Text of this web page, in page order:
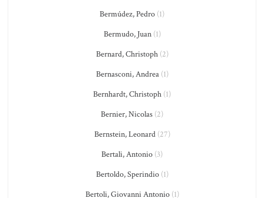
Bermúdez, Pedro (1)
Bermudo, Juan(1)
Bernard, Christoph(2)
Bernasconi, Andrea(1)
Bernhardt, Christoph (1)
Bernier, Nicolas (2)
Bernstein, Leonard(27)
Bertali, Antonio (3)
Bertoldo, Sperindio(1)
Bertoli, Giovanni Antonio(1)